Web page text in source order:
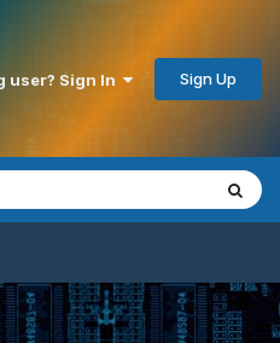
user? Sign In Sign Up